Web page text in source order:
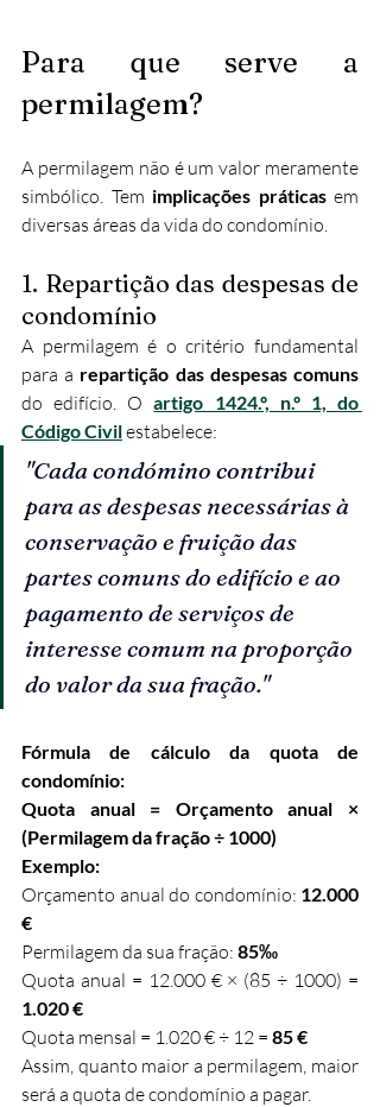
Para que serve a
permilagem?
A permilagem não é um valor meramente
simbólico. Tem implicações práticas em
diversas áreas da vida do condomínio.
1. Repartição das despesas de
condomínio
A permilagem é o critério fundamental
para a repartição das despesas comuns
do edifício. O artigo 1424.º, n.º 1, do
Código Civil estabelece:
"Cada condómino contribui
para as despesas necessárias à
conservação e fruição das
partes comuns do edifício e ao
pagamento de serviços de
interesse comum na proporção
do valor da sua fração."
Fórmula de cálculo da quota de
condomínio:
Quota anual = Orçamento anual ×
(Permilagem da fração ÷ 1000)
Exemplo:
Orçamento anual do condomínio: 12.000
€
Permilagem da sua fração: 85‰
1.020 €
Quota mensal = 1.020 € ÷ 12 = 85 €
Assim, quanto maior a permilagem, maior
será a quota de condomínio a pagar.